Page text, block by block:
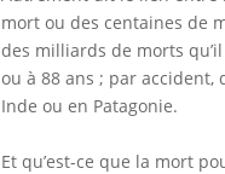
mort ou des centaines de
des milliards de morts
ou à 88 ans ; par
Inde ou en Patagonie.
Et qu’est-ce que la mort